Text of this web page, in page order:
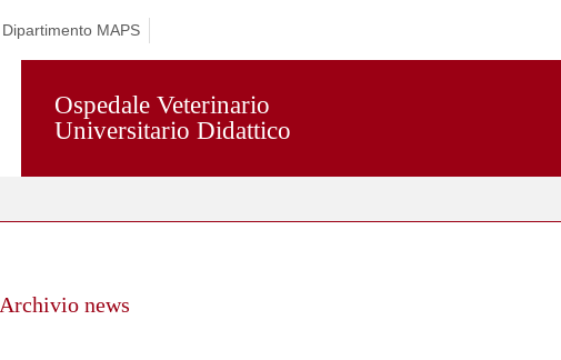
Dipartimento MAPS
Ospedale Veterinario
Universitario Didattico
Archivio news